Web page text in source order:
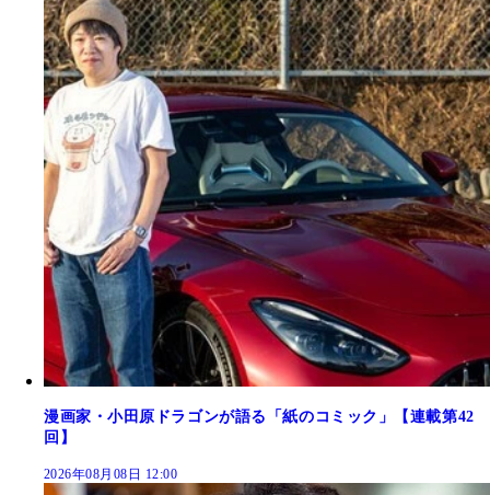
漫画家・小田原ドラゴンが語る「紙のコミック」【連載第42
回】
2026年08月08日 12:00